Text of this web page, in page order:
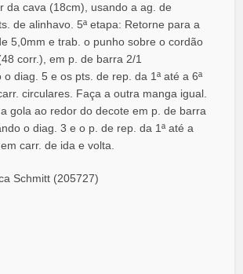
da cava (18cm), usando a ag. de
de alinhavo. 5ª etapa: Retorne para a
5,0mm e trab. o punho sobre o cordão
corr.), em p. de barra 2/1
diag. 5 e os pts. de rep. da 1ª até a 6ª
circulares. Faça a outra manga igual.
gola ao redor do decote em p. de barra
o diag. 3 e o p. de rep. da 1ª até a
carr. de ida e volta.
Schmitt (205727)